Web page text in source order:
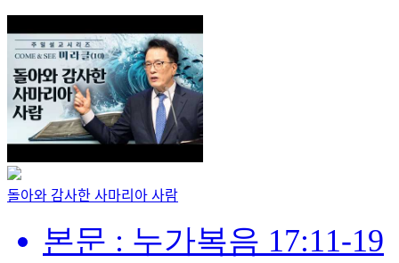
돌아와 감사한 사마리아 사람
본문 : 누가복음 17:11-19